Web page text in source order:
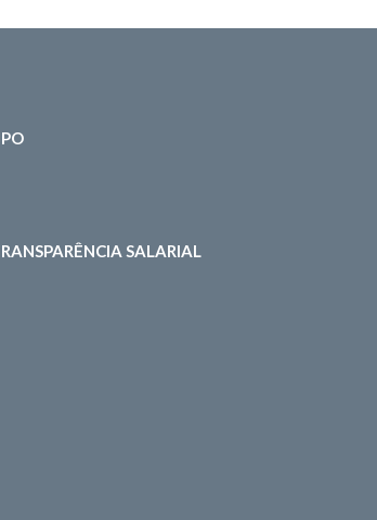
SALARIAL